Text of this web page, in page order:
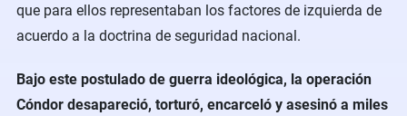
que para ellos representaban los factores de izquierda de
acuerdo a la doctrina de seguridad nacional.
Bajo este postulado de guerra ideológica, la operación
Cóndor desapareció, torturó, encarceló y asesinó a miles